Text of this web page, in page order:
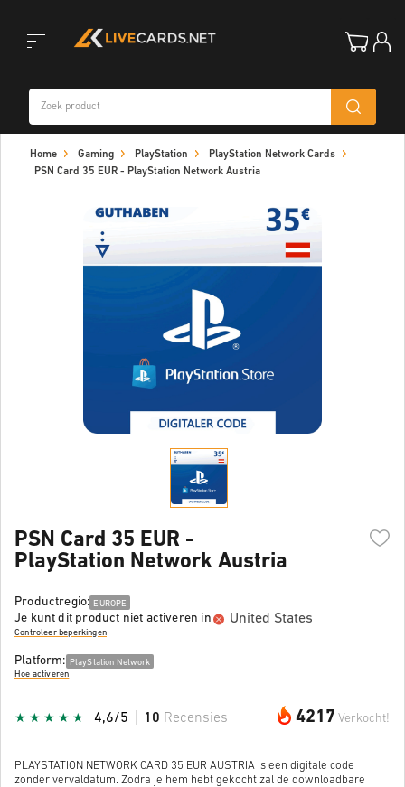
navigation
Home Gaming PlayStation
PlayStation Network Cards
PSN Card 35 EUR - PlayStation Network Austria
PSN Card 35 EUR -
PlayStation Network Austria
Productregio: EUROPE
Je kunt dit product niet activeren in United States
Controleer beperkingen
Platform: PlayStation Network
Hoe activeren
4217 Verkocht!
4,6/5 10 Recensies
PLAYSTATION NETWORK CARD 35 EUR AUSTRIA is een digitale code
zonder vervaldatum. Zodra je hem hebt gekocht zal de downloadbare